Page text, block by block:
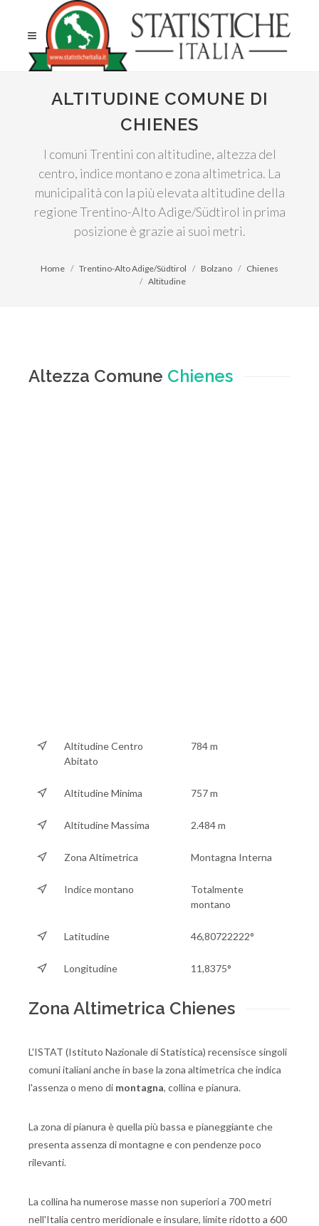
ALTITUDINE COMUNE DI
CHIENES
I comuni Trentini con altitudine, altezza del
centro, indice montano e zona altimetrica. La
municipalità con la più elevata altitudine della
regione Trentino-Alto Adige/Südtirol in prima
posizione è grazie ai suoi metri.
Home Trentino-Alto Adige/Südtirol Bolzano
Chienes
Altitudine
Altezza Comune Chienes
Altitudine Centro
Abitato
784 m
Altitudine Minima 757 m
Altitudine Massima 2.484 m
Zona Altimetrica Montagna Interna
Indice montano
Totalmente
montano
Latitudine 46,80722222°
Longitudine 11,8375°
Zona Altimetrica Chienes
L'ISTAT (Istituto Nazionale di Statistica) recensisce singoli
comuni italiani anche in base la zona altimetrica che indica
l'assenza o meno di montagna, collina e pianura.
La zona di pianura è quella più bassa e pianeggiante che
presenta assenza di montagne e con pendenze poco
rilevanti.
La collina ha numerose masse non superiori a 700 metri
nell'Italia centro meridionale e insulare, limite ridotto a 600